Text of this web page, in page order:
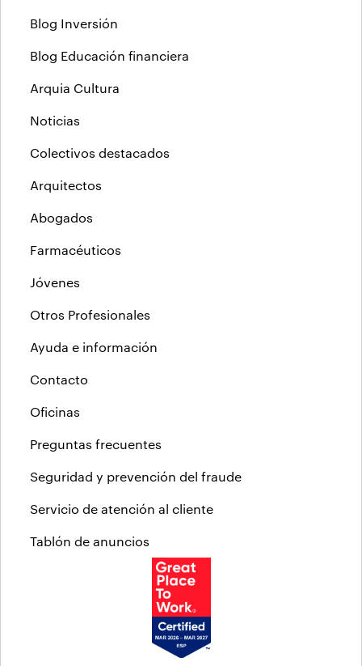
Blog Inversión
Blog Educación financiera
Arquia Cultura
Noticias
Colectivos destacados
Arquitectos
Abogados
Farmacéuticos
Jóvenes
Otros Profesionales
Ayuda e información
Contacto
Oficinas
Preguntas frecuentes
Seguridad y prevención del fraude
Servicio de atención al cliente
Tablón de anuncios